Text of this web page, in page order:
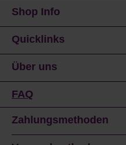
Shop Info
Quicklinks
Über uns
FAQ
Zahlungsmethoden